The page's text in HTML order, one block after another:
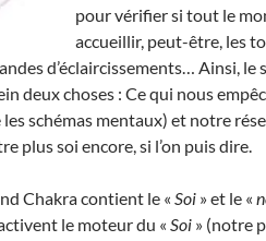
pour vérifier si tout le
accueillir, peut-être, les
d’éclaircissements… Ainsi, le
deux choses : Ce qui nous
schémas mentaux) et notre
plus soi encore, si l’on puis dire.
Chakra contient le « Soi » et le «
le moteur du « Soi » (notre